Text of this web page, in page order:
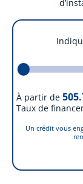
À partir de
Taux de
Un crédit vous